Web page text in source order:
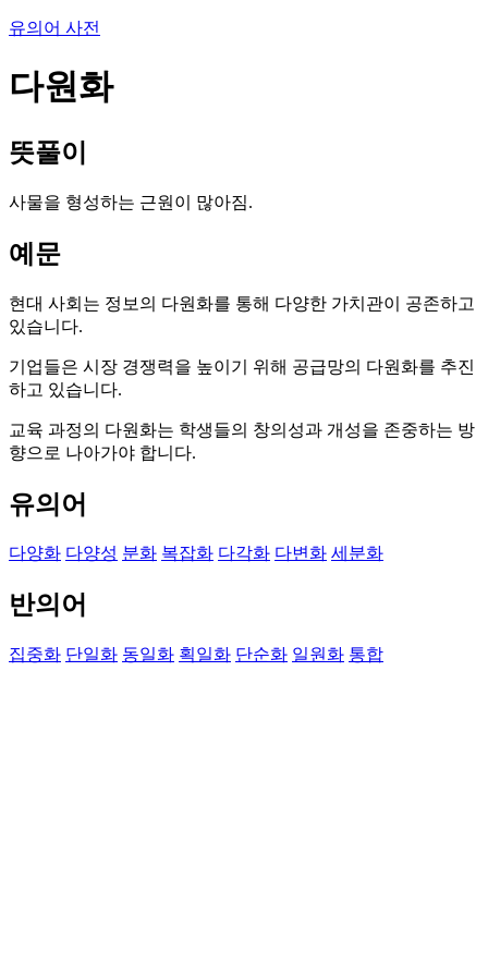
유의어 사전
다원화
뜻풀이
사물을 형성하는 근원이 많아짐.
예문
현대 사회는 정보의 다원화를 통해 다양한 가치관이 공존하고
있습니다.
기업들은 시장 경쟁력을 높이기 위해 공급망의 다원화를 추진
하고 있습니다.
교육 과정의 다원화는 학생들의 창의성과 개성을 존중하는 방
향으로 나아가야 합니다.
유의어
다양화 다양성 분화 복잡화 다각화 다변화 세분화
반의어
집중화 단일화 동일화 획일화 단순화 일원화 통합